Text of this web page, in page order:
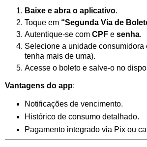
Baixe e abra o aplicativo.
Toque em “Segunda Via de
Autentique-se com CPF e senha.
Selecione a unidade consumidora
tenha mais de uma).
Acesse o boleto e salve-o no
Vantagens do app:
Notificações de vencimento.
Histórico de consumo detalhado.
Pagamento integrado via Pix ou